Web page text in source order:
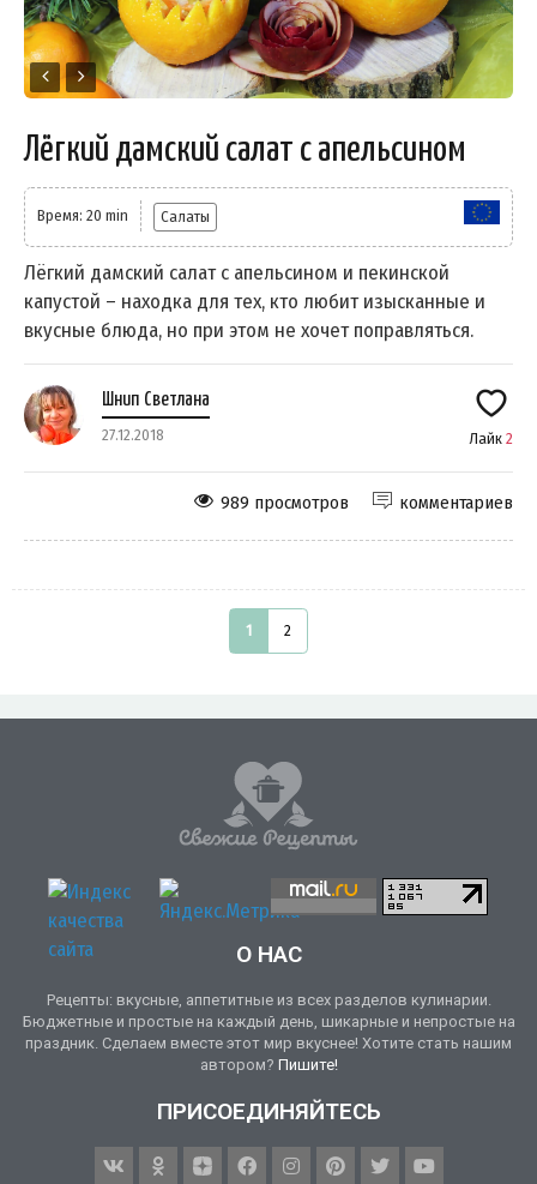
Лёгкий дамский салат с апельсином
Время: 20 min Салаты
Лёгкий дамский салат с апельсином и пекинской
капустой – находка для тех, кто любит изысканные и
вкусные блюда, но при этом не хочет поправляться.
Шнип Светлана
27.12.2018 Лайк 2
комментариев
989 просмотров
1 2
О НАС
Рецепты: вкусные, аппетитные из всех разделов кулинарии.
Бюджетные и простые на каждый день, шикарные и непростые на
праздник. Сделаем вместе этот мир вкуснее! Хотите стать нашим
автором? Пишите!
ПРИСОЕДИНЯЙТЕСЬ